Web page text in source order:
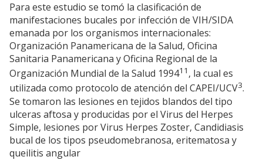
Para este estudio se tomó la clasificación de
manifestaciones bucales por infección de VIH/SIDA
emanada por los organismos internacionales:
Organización Panamericana de la Salud, Oficina
Sanitaria Panamericana y Oficina Regional de la
Organización Mundial de la Salud 199411 , la cual es
utilizada como protocolo de atención del CAPEI/UCV3.
Se tomaron las lesiones en tejidos blandos del tipo
ulceras aftosa y producidas por el Virus del Herpes
Simple, lesiones por Virus Herpes Zoster, Candidiasis
bucal de los tipos pseudomebranosa, eritematosa y
queilitis angular